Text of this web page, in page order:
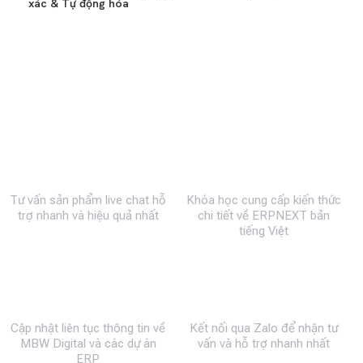
xác & Tự động hóa
Tư vấn sản phẩm live chat hỗ
trợ nhanh và hiệu quả nhất
Khóa học cung cấp kiến thức
chi tiết về ERPNEXT bản
tiếng Việt
Cập nhật liên tục thông tin về
MBW Digital và các dự án
ERP
Kết nối qua Zalo để nhận tư
vấn và hỗ trợ nhanh nhất